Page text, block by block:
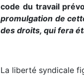
code du travail
promulgation de
des droits, qui fera
La liberté syndicale